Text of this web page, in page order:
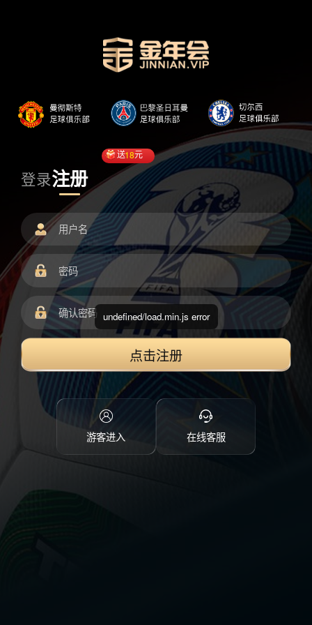
登录注册
送18元
点击注册
游客进入 在线客服
undefined/load.min.js error